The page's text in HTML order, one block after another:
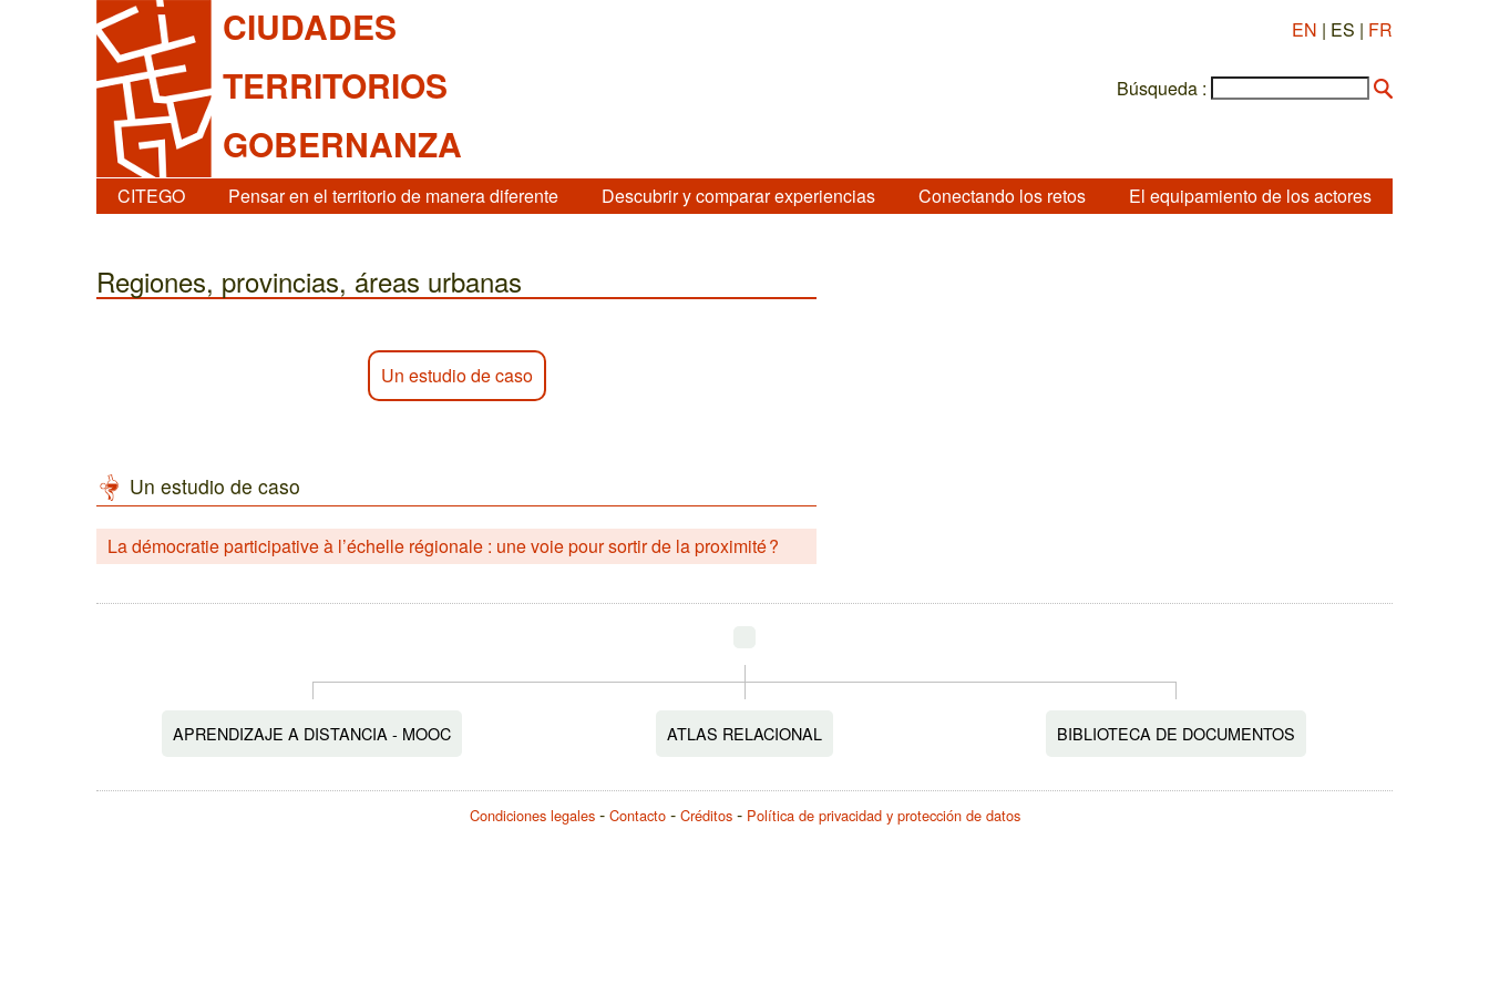
CIUDADES
TERRITORIOS
GOBERNANZA
EN | ES | FR
Búsqueda :
CITEGO Pensar en el territorio de manera diferente Descubrir y comparar experiencias Conectando los retos El equipamiento de los actores
Regiones, provincias, áreas urbanas
Un estudio de caso
Un estudio de caso
La démocratie participative à l’échelle régionale : une voie pour sortir de la proximité ?
APRENDIZAJE A DISTANCIA - MOOC ATLAS RELACIONAL BIBLIOTECA DE DOCUMENTOS
Condiciones legales Contacto Créditos Política de privacidad y protección de datos